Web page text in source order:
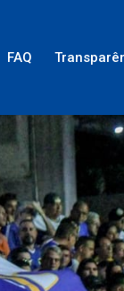
FAQ